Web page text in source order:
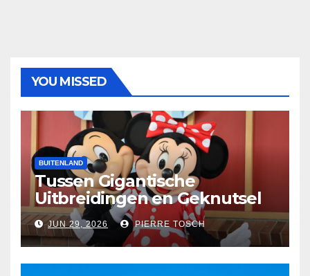
YOU MISSED
BUITENLAND
Tussen Gigantische
Uitbreidingen en Geknutsel
aan Klassiekers: Disney’s
Kantelpunt in 2026
JUN 29, 2026 PIERRE TOSCH